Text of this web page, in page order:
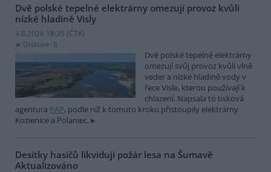
Dvě polské tepelné elektrárny omezují provoz kvůli
nízké hladině Visly
4.8.2026 18:35 (ČTK)
Diskuse: 6
Dvě polské tepelné elektrárny
omezují svůj provoz kvůli vlně
veder a nízké hladině vody v
řece Visle, kterou používají k
chlazení. Napsala to tisková
agentura PAP, podle níž k tomuto kroku přistoupily elektrárny
Kozienice a Polaniec.
Desítky hasičů likvidují požár lesa na Šumavě
Aktualizováno